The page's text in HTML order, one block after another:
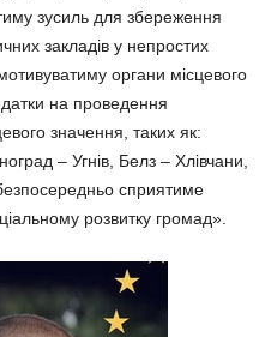
зусиль для збереження
закладів у непростих
органи місцевого
на проведення
значення, таких як:
– Угнів, Белз – Хлівчани,
сприятиме
розвитку громад».